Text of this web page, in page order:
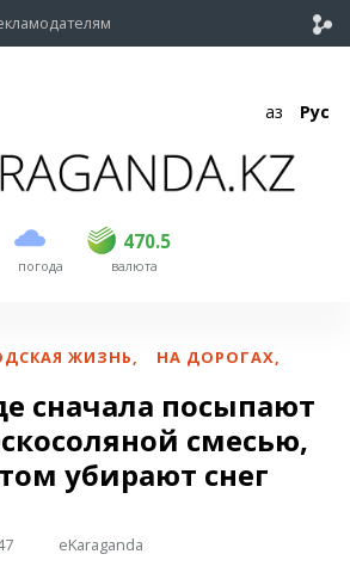
Қаз Рус
погода
470.5
USD 468.5 470.5
EUR валюта
ЖИЗНЬ, НА ДОРОГАХ,
сначала посыпают
смесью,
убирают снег
eKaraganda